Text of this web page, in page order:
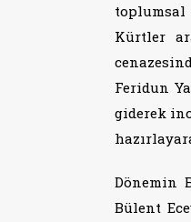
Kürtler
Feridun
giderek
Dönemin
Bülent